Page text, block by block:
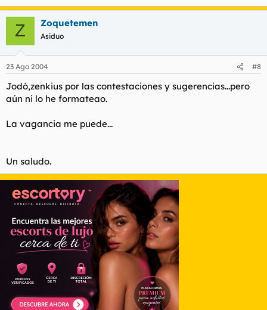
Z Zoquetemen
Asiduo
23 Ago 2004 #8
Jodó,zenkius por las contestaciones y sugerencias...pero
aún ni lo he formateao.
La vagancia me puede...
Un saludo.